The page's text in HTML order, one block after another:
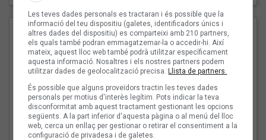
"Les cabres"
94 Rules amb Compte
Les teves dades personals es tractaran i és possible que la
informació del teu dispositiu (galetes, identificadors únics i
altres dades del dispositiu) es comparteixi amb 210 partners,
els quals també podran emmagatzemar-la o accedir-hi. Així
mateix, aquest lloc web també podrà utilitzar específicament
aquesta informació. Nosaltres i els nostres partners podem
utilitzar dades de geolocalització precisa.Llista de partners.
És possible que alguns proveïdors tractin les teves dades
personals per motius d'interès legítim. Pots indicar la teva
disconformitat amb aquest tractament gestionant les opcions
següents. A la part inferior d'aquesta pàgina o al menú del lloc
web, cerca un enllaç per gestionar o retirar el consentiment a la
configuració de privadesa i de galetes.